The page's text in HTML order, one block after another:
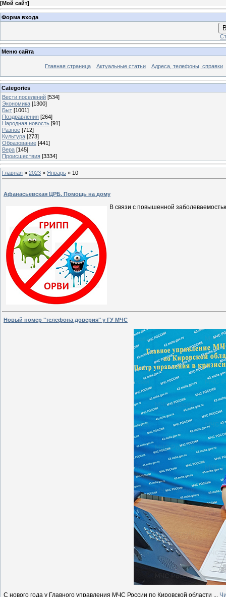
[Мой сайт]
Форма входа
Меню сайта
Главная страница Актуальные статьи Адреса, телефоны, справки
Categories
Вести поселений [534]
Экономика [1300]
Быт [1001]
Поздравления [264]
Народная новость [91]
Разное [712]
Культура [273]
Образование [441]
Вера [145]
Происшествия [3334]
Главная » 2023 » Январь » 10
Афанасьевская ЦРБ. Помощь на дому
В связи с повышенной
Новый номер "телефона доверия" у ГУ МЧС
С нового года у Главного управления МЧС России по Кировской области ...